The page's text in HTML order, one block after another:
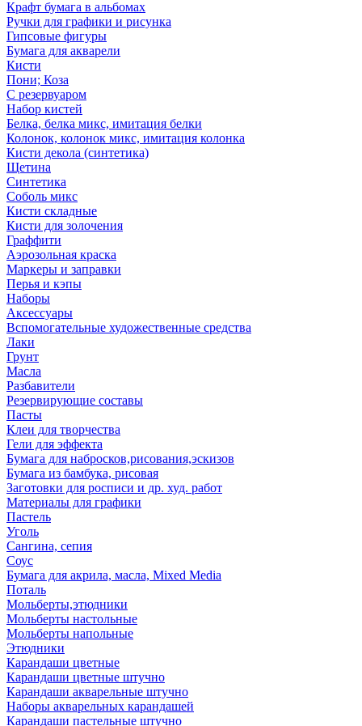
Крафт бумага в альбомах
Ручки для графики и рисунка
Гипсовые фигуры
Бумага для акварели
Кисти
Пони; Коза
С резервуаром
Набор кистей
Белка, белка микс, имитация белки
Колонок, колонок микс, имитация колонка
Кисти декола (синтетика)
Щетина
Синтетика
Соболь микс
Кисти складные
Кисти для золочения
Граффити
Аэрозольная краска
Маркеры и заправки
Перья и кэпы
Наборы
Аксессуары
Вспомогательные художественные средства
Лаки
Грунт
Масла
Разбавители
Резервирующие составы
Пасты
Клеи для творчества
Гели для эффекта
Бумага для набросков,рисования,эскизов
Бумага из бамбука, рисовая
Заготовки для росписи и др. худ. работ
Материалы для графики
Пастель
Уголь
Сангина, сепия
Соус
Бумага для акрила, масла, Mixed Media
Поталь
Мольберты,этюдники
Мольберты настольные
Мольберты напольные
Этюдники
Карандаши цветные
Карандаши цветные штучно
Карандаши акварельные штучно
Наборы акварельных карандашей
Карандаши пастельные штучно